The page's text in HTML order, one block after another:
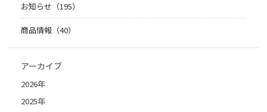
お知らせ（195）
商品情報（40）
アーカイブ
2026年
2025年